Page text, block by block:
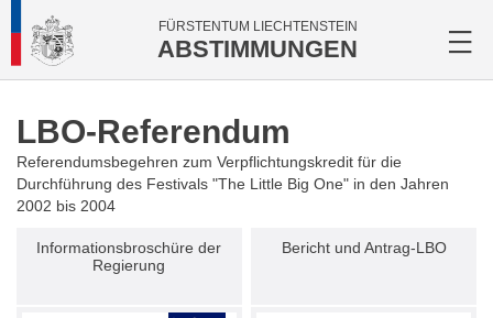
FÜRSTENTUM LIECHTENSTEIN
ABSTIMMUNGEN
LBO-Referendum
Referendumsbegehren zum Verpflichtungskredit für die
Durchführung des Festivals "The Little Big One" in den Jahren
2002 bis 2004
Informationsbroschüre der
Regierung
Bericht und Antrag-LBO